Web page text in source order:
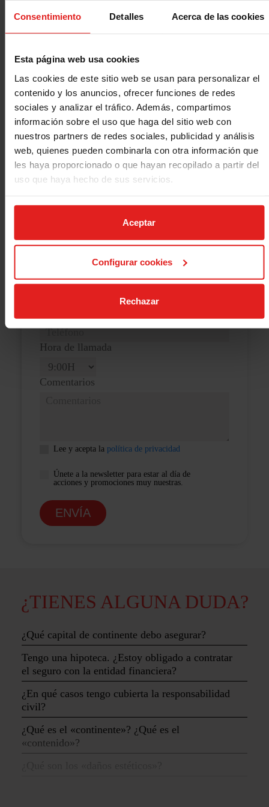
Consentimiento Detalles Acerca de las cookies
Esta página web usa cookies
Las cookies de este sitio web se usan para personalizar el
contenido y los anuncios, ofrecer funciones de redes
sociales y analizar el tráfico. Además, compartimos
información sobre el uso que haga del sitio web con
nuestros partners de redes sociales, publicidad y análisis
web, quienes pueden combinarla con otra información que
les haya proporcionado o que hayan recopilado a partir del
uso que haya hecho de sus servicios.
Aceptar
Configurar cookies
Rechazar
resolutivo.
sostenible certificada por el distintivo de
calidad EthSI.
¿QUIERES QUE TE
LLAMEMOS?
Apellidos
Correo electrónico
Hora de llamada
Comentarios
Lee y acepta la política de privacidad
Únete a la newsletter para estar al día de
acciones y promociones muy nuestras.
ENVÍA
¿TIENES ALGUNA DUDA?
¿Qué capital de continente debo asegurar?
Tengo una hipoteca. ¿Estoy obligado a contratar
el seguro con la entidad financiera?
¿En qué casos tengo cubierta la responsabilidad
civil?
¿Qué es el «continente»? ¿Qué es el
«contenido»?